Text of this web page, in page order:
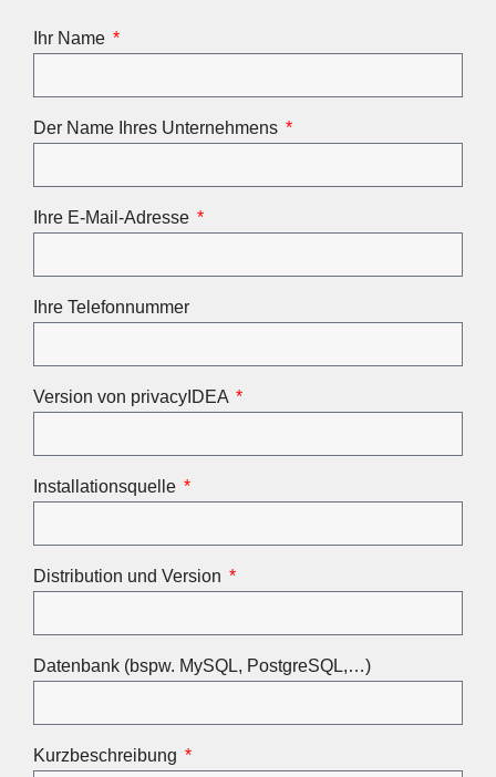
Ihr Name
Der Name Ihres Unternehmens
Ihre E-Mail-Adresse
Ihre Telefonnummer
Version von privacyIDEA
Installationsquelle
Distribution und Version
Datenbank (bspw. MySQL, PostgreSQL,…)
Kurzbeschreibung